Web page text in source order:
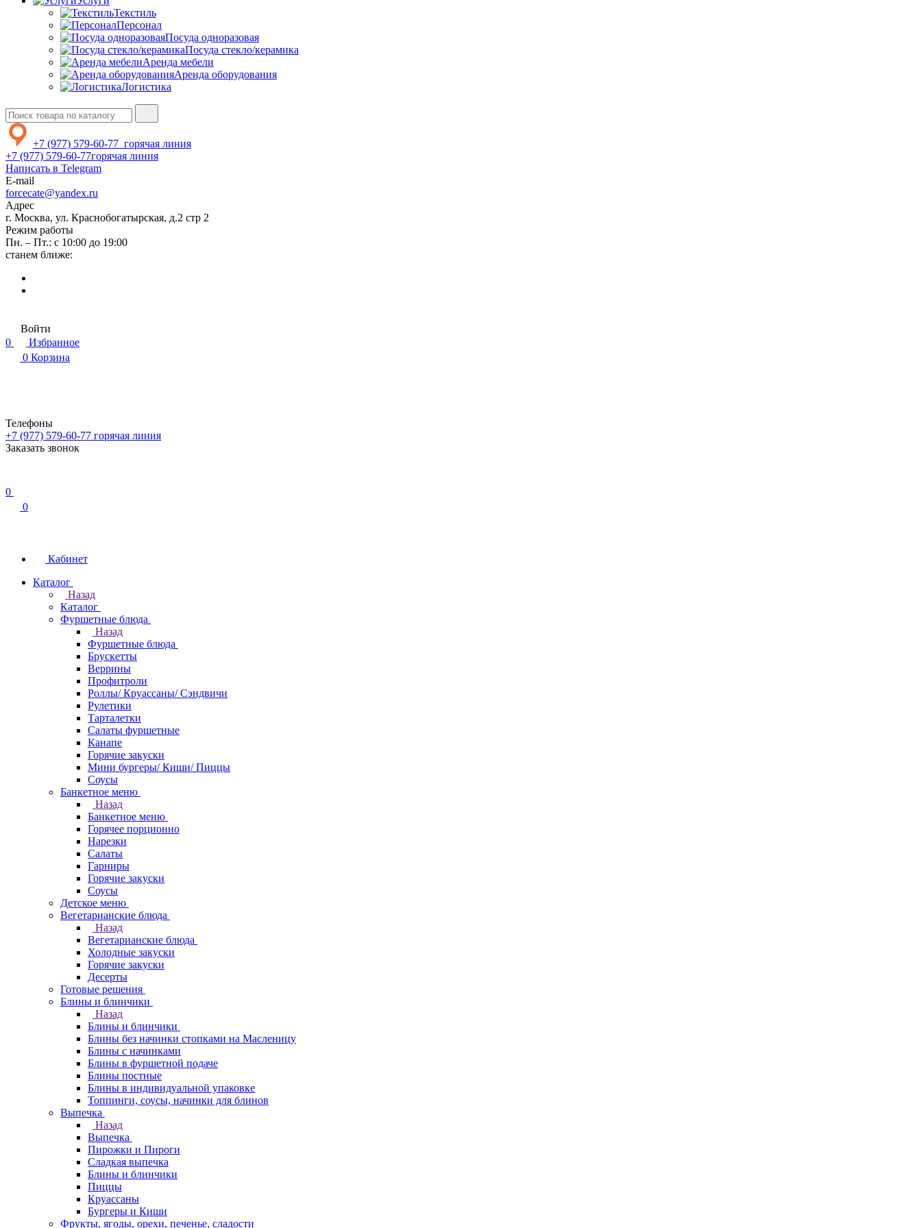
Текстиль
Персонал
Посуда одноразовая
Посуда стекло/керамика
Аренда мебели
Аренда оборудования
Логистика
+7 (977) 579-60-77 горячая линия
+7 (977) 579-60-77горячая линия
Написать в Telegram
E-mail
forcecate@yandex.ru
Адрес
г. Москва, ул. Краснобогатырская, д.2 стр 2
Режим работы
Пн. – Пт.: с 10:00 до 19:00
станем ближе:
Войти
0
Избранное
0 Корзина
Телефоны
+7 (977) 579-60-77 горячая линия
Заказать звонок
0
0
Кабинет
Каталог
Назад
Каталог
Фуршетные блюда
Назад
Фуршетные блюда
Брускетты
Веррины
Профитроли
Роллы/ Круассаны/ Сэндвичи
Рулетики
Тарталетки
Салаты фуршетные
Канапе
Горячие закуски
Мини бургеры/ Киши/ Пиццы
Соусы
Банкетное меню
Назад
Банкетное меню
Горячее порционно
Нарезки
Салаты
Гарниры
Горячие закуски
Соусы
Детское меню
Вегетарианские блюда
Назад
Вегетарианские блюда
Холодные закуски
Горячие закуски
Десерты
Готовые решения
Блины и блинчики
Назад
Блины и блинчики
Блины без начинки стопками на Масленицу
Блины с начинками
Блины в фуршетной подаче
Блины постные
Блины в индивидуальной упаковке
Топпинги, соусы, начинки для блинов
Выпечка
Назад
Выпечка
Пирожки и Пироги
Сладкая выпечка
Блины и блинчики
Пиццы
Круасcаны
Бургеры и Киши
Фрукты, ягоды, орехи, печенье, сладости